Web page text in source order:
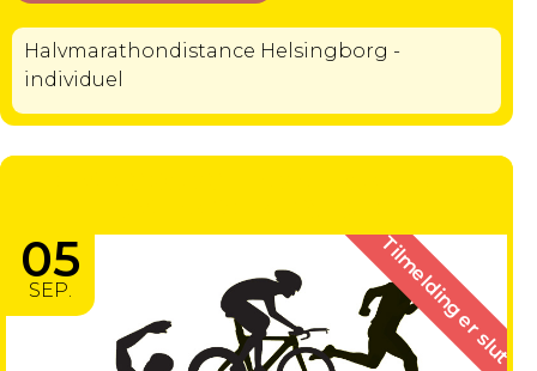
Halvmarathondistance Helsingborg -
individuel
05
SEP. Tilmelding er slut